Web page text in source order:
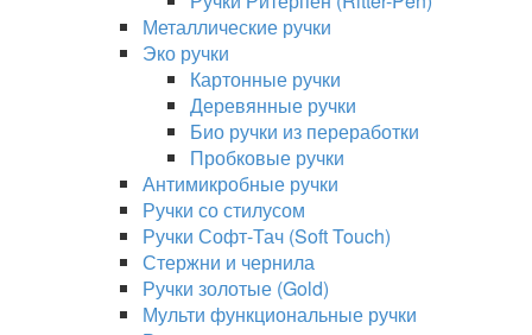
Металлические ручки
Эко ручки
Картонные ручки
Деревянные ручки
Био ручки из переработки
Пробковые ручки
Антимикробные ручки
Ручки со стилусом
Ручки Софт-Тач (Soft Touch)
Стержни и чернила
Ручки золотые (Gold)
Мульти функциональные ручки